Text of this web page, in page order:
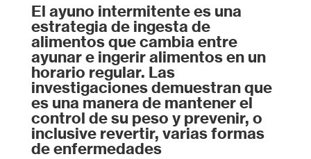
El ayuno intermitente es una
estrategia de ingesta de
alimentos que cambia entre
ayunar e ingerir alimentos en un
horario regular. Las
investigaciones demuestran que
es una manera de mantener el
control de su peso y prevenir, o
inclusive revertir, varias formas
de enfermedades